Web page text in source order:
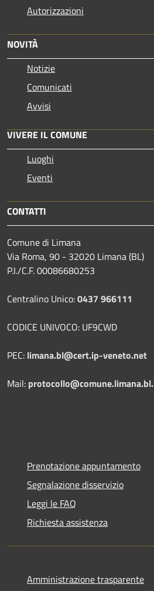
Autorizzazioni
NOVITÀ
Notizie
Comunicati
Avvisi
VIVERE IL COMUNE
Luoghi
Eventi
CONTATTI
Comune di Limana
Via Roma, 90 - 32020 Limana (BL)
P.I./C.F. 00086680253
Centralino Unico:0437 966111
CODICE UNIVOCO: UF9CWD
PEC: limana.bl@cert.ip-veneto.net
Mail:
Prenotazione appuntamento
Segnalazione disservizio
Leggi le FAQ
Richiesta assistenza
Amministrazione trasparente